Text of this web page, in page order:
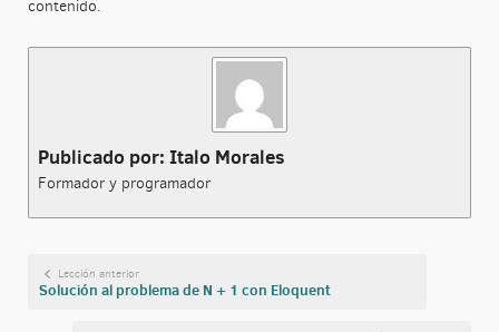
contenido.
Publicado por: Italo Morales
Formador y programador
Lección anterior
Solución al problema de N + 1 con Eloquent